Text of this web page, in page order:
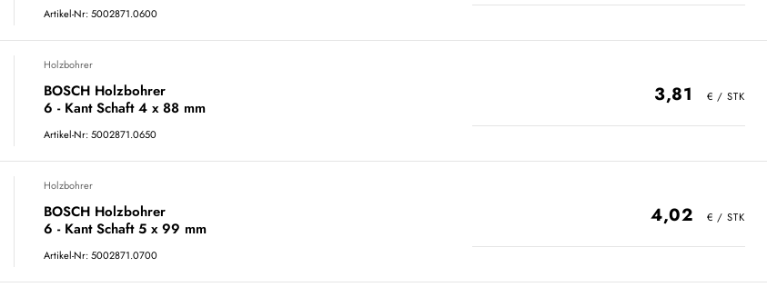
Artikel-Nr: 5002871.0600
Holzbohrer
BOSCH Holzbohrer
6 - Kant Schaft 4 x 88 mm
Artikel-Nr: 5002871.0650
3,81
Holzbohrer
BOSCH Holzbohrer
6 - Kant Schaft 5 x 99 mm
Artikel-Nr: 5002871.0700
4,02